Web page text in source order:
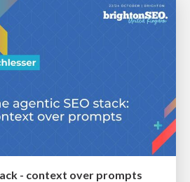
- context over prompts